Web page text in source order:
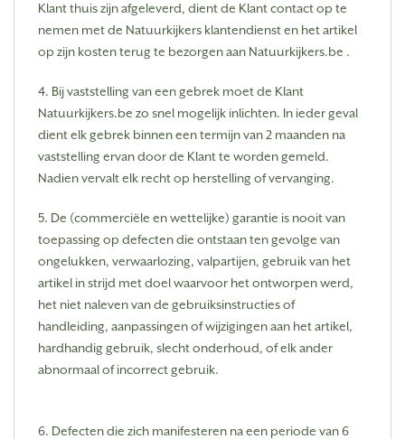
Klant thuis zijn afgeleverd, dient de Klant contact op te
nemen met de Natuurkijkers klantendienst en het artikel
op zijn kosten terug te bezorgen aan Natuurkijkers.be .
4. Bij vaststelling van een gebrek moet de Klant
Natuurkijkers.be zo snel mogelijk inlichten. In ieder geval
dient elk gebrek binnen een termijn van 2 maanden na
vaststelling ervan door de Klant te worden gemeld.
Nadien vervalt elk recht op herstelling of vervanging.
5. De (commerciële en wettelijke) garantie is nooit van
toepassing op defecten die ontstaan ten gevolge van
ongelukken, verwaarlozing, valpartijen, gebruik van het
artikel in strijd met doel waarvoor het ontworpen werd,
het niet naleven van de gebruiksinstructies of
handleiding, aanpassingen of wijzigingen aan het artikel,
hardhandig gebruik, slecht onderhoud, of elk ander
abnormaal of incorrect gebruik.
6. Defecten die zich manifesteren na een periode van 6